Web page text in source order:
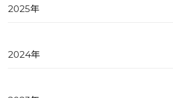
2025年
2024年